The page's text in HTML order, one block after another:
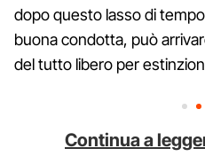
dopo questo lasso di
buona condotta, può
del tutto libero per
Continua a